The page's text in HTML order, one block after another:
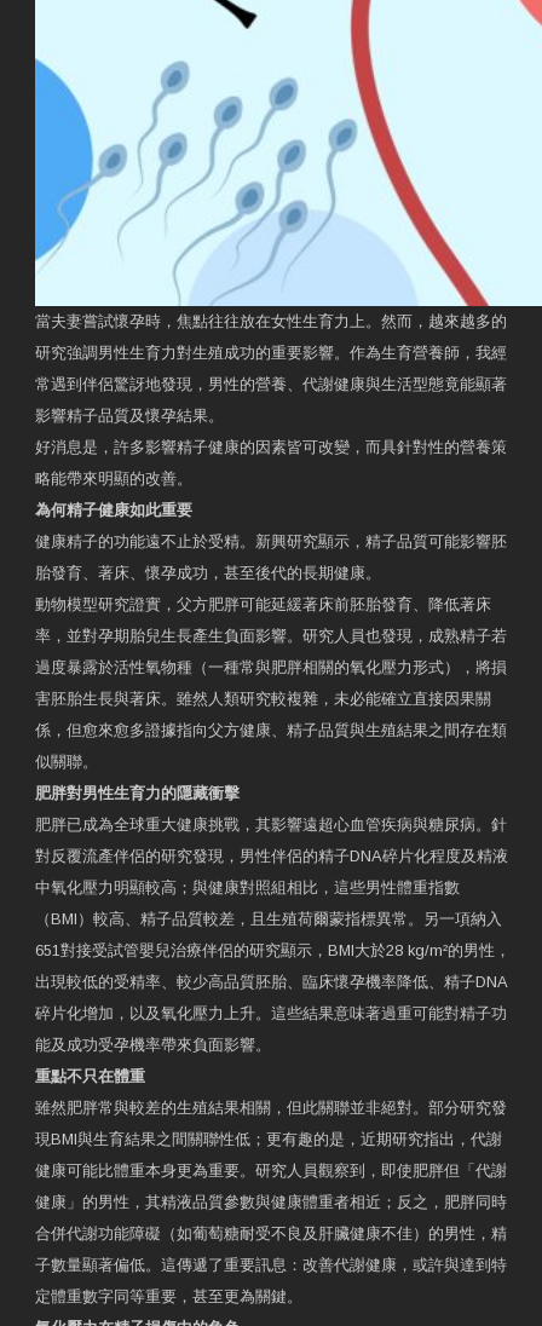
當夫妻嘗試懷孕時，焦點往往放在女性生育力上。然而，越來越多的
研究強調男性生育力對生殖成功的重要影響。作為生育營養師，我經
常遇到伴侶驚訝地發現，男性的營養、代謝健康與生活型態竟能顯著
影響精子品質及懷孕結果。
好消息是，許多影響精子健康的因素皆可改變，而具針對性的營養策
略能帶來明顯的改善。
為何精子健康如此重要
健康精子的功能遠不止於受精。新興研究顯示，精子品質可能影響胚
胎發育、著床、懷孕成功，甚至後代的長期健康。
動物模型研究證實，父方肥胖可能延緩著床前胚胎發育、降低著床
率，並對孕期胎兒生長產生負面影響。研究人員也發現，成熟精子若
過度暴露於活性氧物種（一種常與肥胖相關的氧化壓力形式），將損
害胚胎生長與著床。雖然人類研究較複雜，未必能確立直接因果關
係，但愈來愈多證據指向父方健康、精子品質與生殖結果之間存在類
似關聯。
肥胖對男性生育力的隱藏衝擊
肥胖已成為全球重大健康挑戰，其影響遠超心血管疾病與糖尿病。針
對反覆流產伴侶的研究發現，男性伴侶的精子DNA碎片化程度及精液
中氧化壓力明顯較高；與健康對照組相比，這些男性體重指數
（BMI）較高、精子品質較差，且生殖荷爾蒙指標異常。另一項納入
651對接受試管嬰兒治療伴侶的研究顯示，BMI大於28 kg/m²的男性，
出現較低的受精率、較少高品質胚胎、臨床懷孕機率降低、精子DNA
碎片化增加，以及氧化壓力上升。這些結果意味著過重可能對精子功
能及成功受孕機率帶來負面影響。
重點不只在體重
雖然肥胖常與較差的生殖結果相關，但此關聯並非絕對。部分研究發
現BMI與生育結果之間關聯性低；更有趣的是，近期研究指出，代謝
健康可能比體重本身更為重要。研究人員觀察到，即使肥胖但「代謝
健康」的男性，其精液品質參數與健康體重者相近；反之，肥胖同時
合併代謝功能障礙（如葡萄糖耐受不良及肝臟健康不佳）的男性，精
子數量顯著偏低。這傳遞了重要訊息：改善代謝健康，或許與達到特
定體重數字同等重要，甚至更為關鍵。